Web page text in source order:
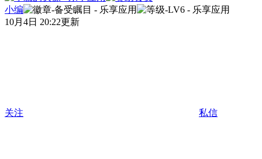
小编
10月4日 20:22更新
关注 私信